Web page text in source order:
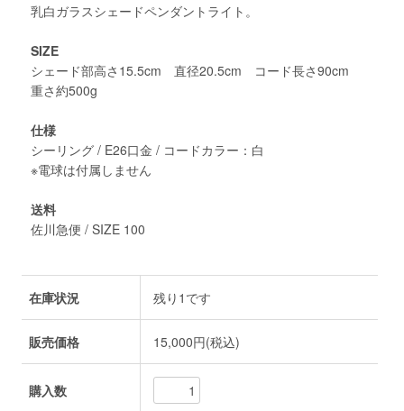
乳白ガラスシェードペンダントライト。
SIZE
シェード部高さ15.5cm 直径20.5cm コード長さ90cm
重さ約500g
仕様
シーリング / E26口金 / コードカラー：白
※電球は付属しません
送料
佐川急便 / SIZE 100
在庫状況 残り1です
販売価格 15,000円(税込)
購入数